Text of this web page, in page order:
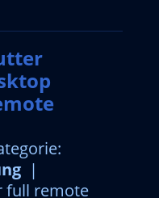
|
full remote